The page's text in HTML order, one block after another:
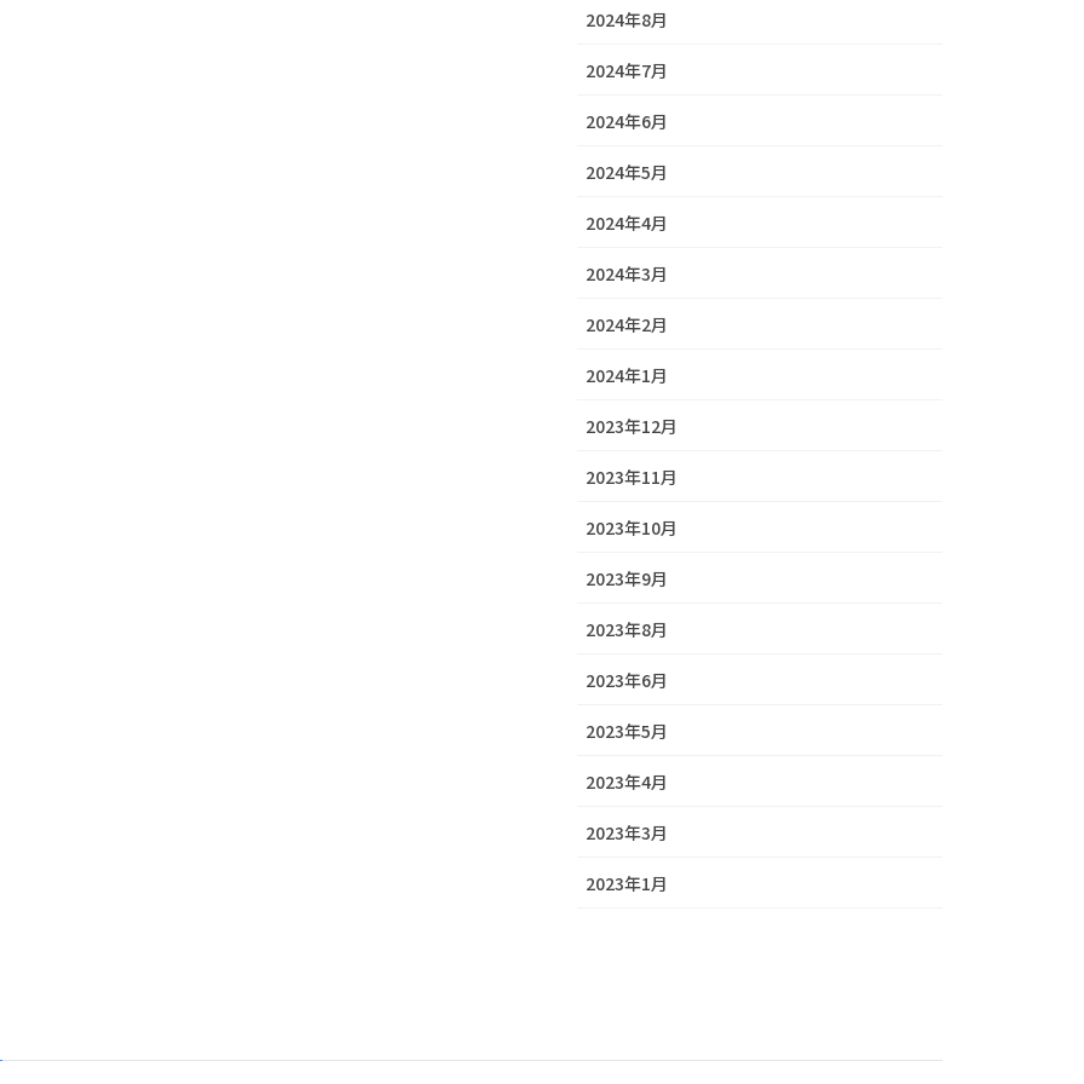
2024年8月
2024年7月
2024年6月
2024年5月
2024年4月
2024年3月
2024年2月
2024年1月
2023年12月
2023年11月
2023年10月
2023年9月
2023年8月
2023年6月
2023年5月
2023年4月
2023年3月
2023年1月